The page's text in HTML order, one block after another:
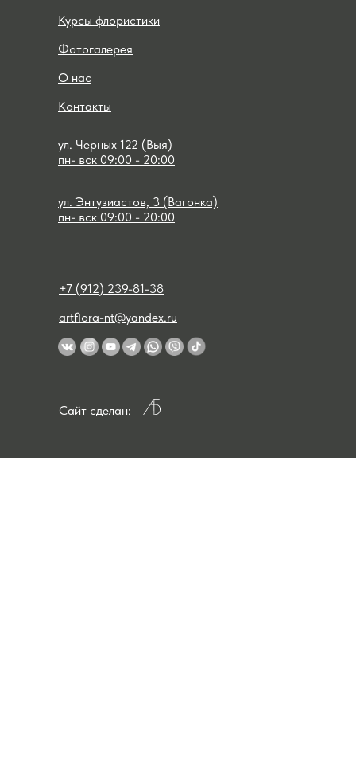
Курсы флористики
Фотогалерея
О нас
Контакты
+7 (912) 239-81-38
artflora-nt@yandex.ru
Сайт сделан:
ул. Черных 122 (Выя)
пн- вск 09:00 - 20:00
пн- вск 09:00 - 20:00
ул. Энтузиастов, 3 (Вагонка)